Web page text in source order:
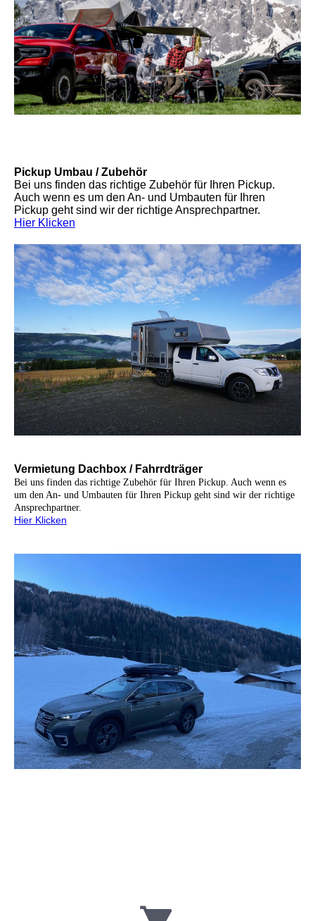
Pickup Umbau / Zubehör
Bei uns finden das richtige Zubehör für Ihren Pickup.
Auch wenn es um den An- und Umbauten für Ihren
Pickup geht sind wir der richtige Ansprechpartner.
Hier Klicken
Vermietung Dachbox / Fahrrdträger
Bei uns finden das richtige Zubehör für Ihren Pickup. Auch wenn es
um den An- und Umbauten für Ihren Pickup geht sind wir der richtige
Ansprechpartner.
Hier Klicken